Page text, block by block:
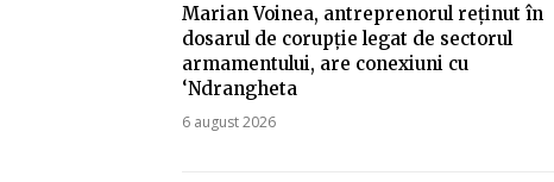
Marian Voinea, antreprenorul reținut în
dosarul de corupție legat de sectorul
armamentului, are conexiuni cu
‘Ndrangheta
6 august 2026